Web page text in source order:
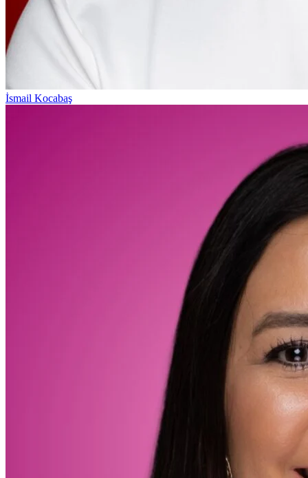
İsmail Kocabaş